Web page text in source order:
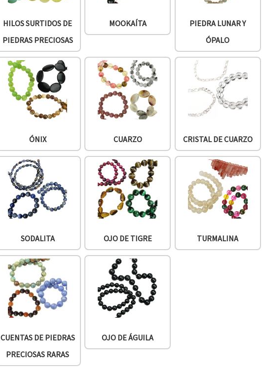
HILOS SURTIDOS DE
PIEDRAS PRECIOSAS
MOOKAÍTA
PIEDRA LUNAR Y
ÓPALO
ÓNIX CUARZO CRISTAL DE CUARZO
SODALITA OJO DE TIGRE TURMALINA
CUENTAS DE PIEDRAS
PRECIOSAS RARAS
OJO DE ÁGUILA